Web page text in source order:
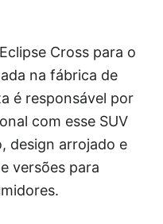
Cross para o
na fábrica de
é responsável por
com esse SUV
design arrojado e
versões para